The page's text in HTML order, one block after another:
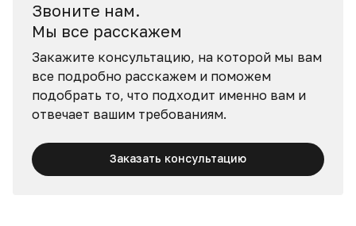
Звоните нам.
Мы все расскажем
Закажите консультацию, на которой мы вам
все подробно расскажем и поможем
подобрать то, что подходит именно вам и
отвечает вашим требованиям.
Заказать консультацию